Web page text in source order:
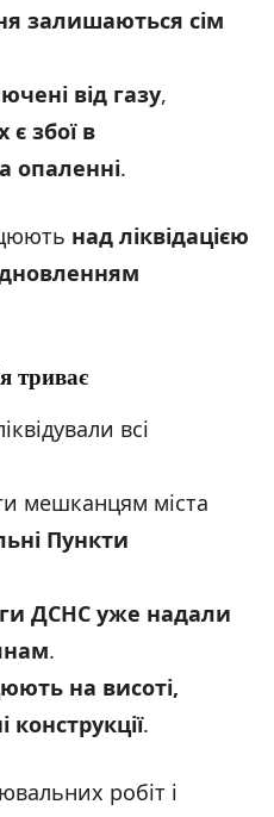
залишаються сім
від газу,
збої в
опаленні.
над ліквідацією
триває
всі
мешканцям міста
Пункти
ДСНС уже надали
.
на висоті,
.
робіт і